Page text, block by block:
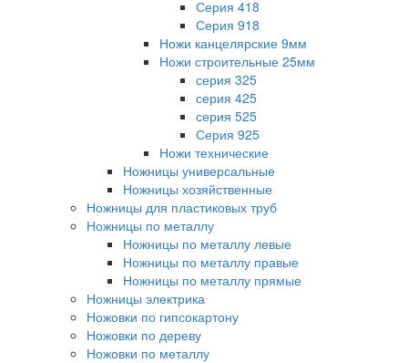
Серия 418
Серия 918
Ножи канцелярские 9мм
Ножи строительные 25мм
серия 325
серия 425
серия 525
Серия 925
Ножи технические
Ножницы универсальные
Ножницы хозяйственные
Ножницы для пластиковых труб
Ножницы по металлу
Ножницы по металлу левые
Ножницы по металлу правые
Ножницы по металлу прямые
Ножницы электрика
Ножовки по гипсокартону
Ножовки по дереву
Ножовки по металлу